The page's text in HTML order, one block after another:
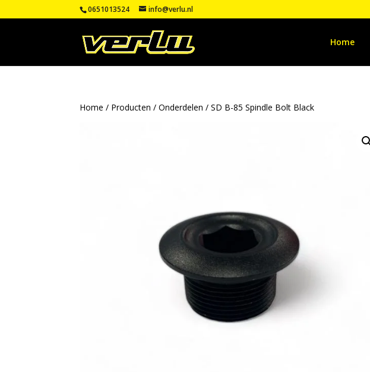
0651013524 info@verlu.nl
Home
Home / Producten /Onderdelen / SD B-85 Spindle Bolt Black